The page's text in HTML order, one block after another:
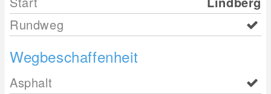
Rundweg
Wegbeschaffenheit
Asphalt